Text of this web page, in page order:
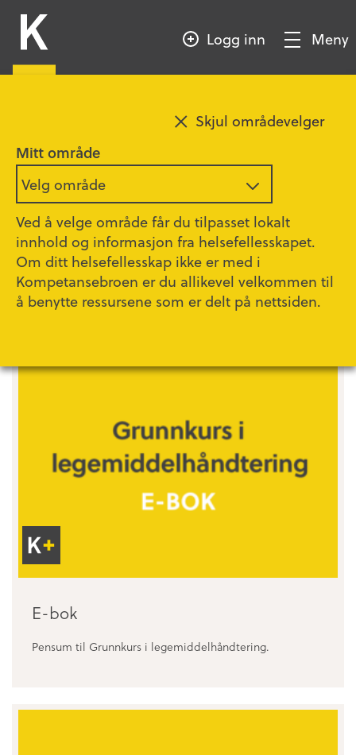
Mitt område
Velg område
Ved å velge område får du tilpasset lokalt
innhold og informasjon fra helsefellesskapet.
Om ditt helsefellesskap ikke er med i
Kompetansebroen er du allikevel velkommen til
å benytte ressursene som er delt på nettsiden.
Skjul områdevelger
HOVEDINNHOLD
KompetansebroenLogg inn
Vis/SkjulMeny
Kursdeltager
Her finner du alt av innhold du trenger i din
forberedelse til Grunnkurs i
legemiddelhåndtering.
Klikk her for å komme tilbake til Grunnkurs i
E-bok–
for
Pensum til Grunnkurs i legemiddelhåndtering.